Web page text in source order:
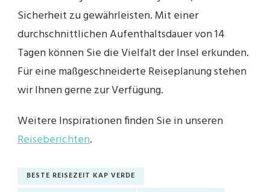
Sicherheit zu gewährleisten. Mit einer
durchschnittlichen Aufenthaltsdauer von 14
Tagen können Sie die Vielfalt der Insel erkunden.
Für eine maßgeschneiderte Reiseplanung stehen
wir Ihnen gerne zur Verfügung.
Weitere Inspirationen finden Sie in unseren
Reiseberichten.
BESTE REISEZEIT KAP VERDE